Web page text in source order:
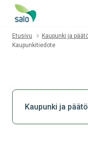
Etusivu Kaupunki ja
Kaupunkitiedote
Kaupunki ja